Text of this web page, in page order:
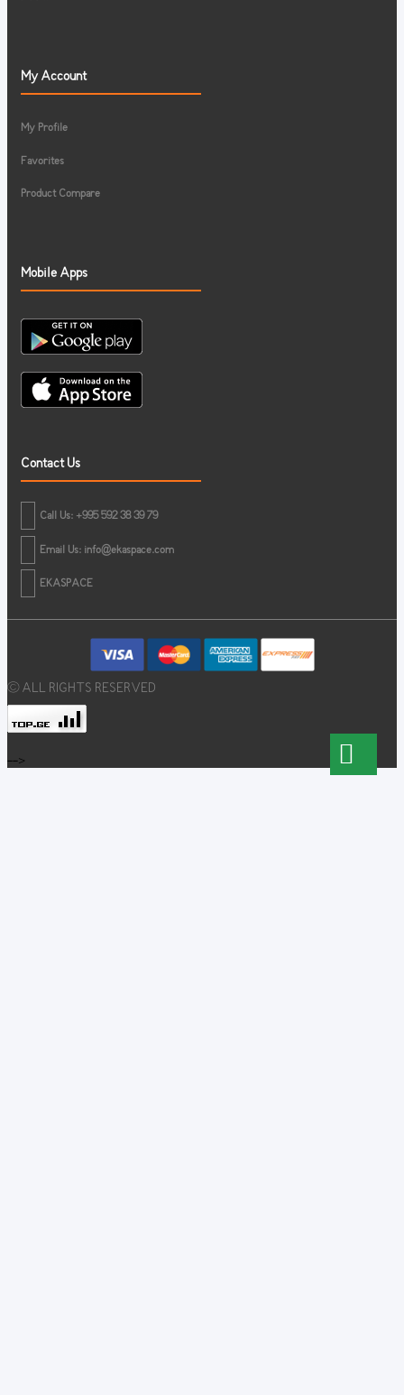
My Account
My Profile
Favorites
Product Compare
Mobile Apps
Contact Us
Call Us: +995 592 38 39 79
Email Us: info@ekaspace.com
EKASPACE
© ALL RIGHTS RESERVED
-->